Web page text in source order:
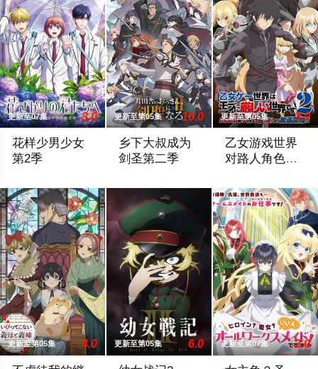
更新至07集 3.0
花样少男少女
第2季
更新至第05集 10.0
乡下大叔成为
剑圣第二季
更新至第05集 3.0
乙女游戏世界
对路人角色很
更新至第05集 4.0 更新至第05集 6.0 更新至第07集 2.0